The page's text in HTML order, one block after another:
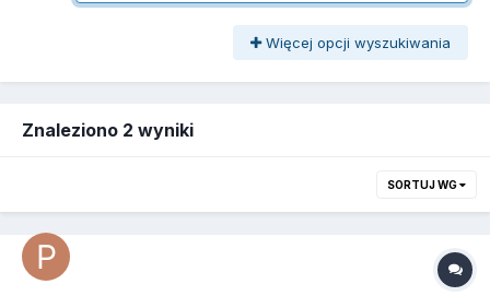
Więcej opcji wyszukiwania
Znaleziono 2 wyniki
SORTUJ WG